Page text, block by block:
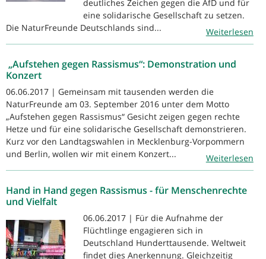
deutliches Zeichen gegen die AfD und für
eine solidarische Gesellschaft zu setzen.
Die NaturFreunde Deutschlands sind...
Weiterlesen
„Aufstehen gegen Rassismus“: Demonstration und
Konzert
06.06.2017 | Gemeinsam mit tausenden werden die
NaturFreunde am 03. September 2016 unter dem Motto
„Aufstehen gegen Rassismus“ Gesicht zeigen gegen rechte
Hetze und für eine solidarische Gesellschaft demonstrieren.
Kurz vor den Landtagswahlen in Mecklenburg-Vorpommern
und Berlin, wollen wir mit einem Konzert...
Weiterlesen
Hand in Hand gegen Rassismus - für Menschenrechte
und Vielfalt
06.06.2017 | Für die Aufnahme der
Flüchtlinge engagieren sich in
Deutschland Hunderttausende. Weltweit
findet dies Anerkennung. Gleichzeitig